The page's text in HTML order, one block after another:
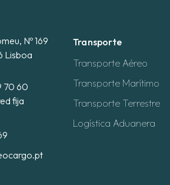
Nº 169
Lisboa
70 60
fija
Transporte
Transporte Aéreo
Transporte Marítimo
Transporte Terrestre
Logística Aduanera